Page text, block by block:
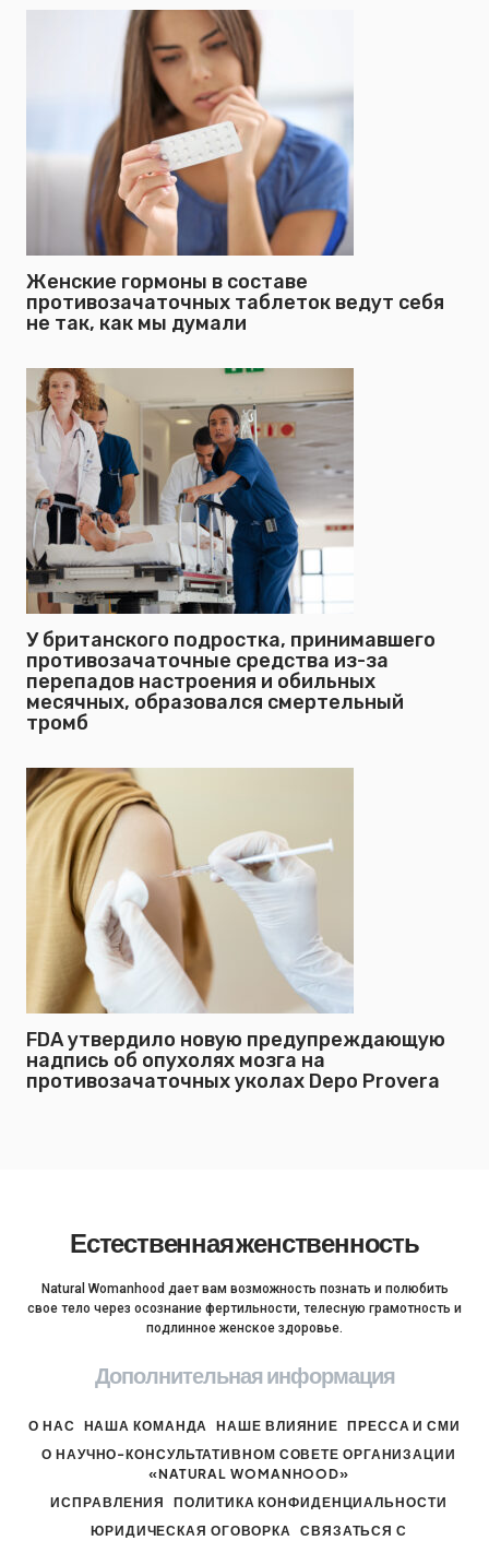
Женские гормоны в составе
противозачаточных таблеток ведут себя
не так, как мы думали
У британского подростка, принимавшего
противозачаточные средства из-за
перепадов настроения и обильных
месячных, образовался смертельный
тромб
FDA утвердило новую предупреждающую
надпись об опухолях мозга на
противозачаточных уколах Depo Provera
Естественная женственность
Natural Womanhood дает вам возможность познать и полюбить
свое тело через осознание фертильности, телесную грамотность и
подлинное женское здоровье.
Дополнительная информация
О НАС НАША КОМАНДА НАШЕ ВЛИЯНИЕ
ПРЕССА И СМИ
О НАУЧНО-КОНСУЛЬТАТИВНОМ СОВЕТЕ ОРГАНИЗАЦИИ
«NATURAL WOMANHOOD»
ИСПРАВЛЕНИЯ
ПОЛИТИКА КОНФИДЕНЦИАЛЬНОСТИ
ЮРИДИЧЕСКАЯ ОГОВОРКА
СВЯЗАТЬСЯ С